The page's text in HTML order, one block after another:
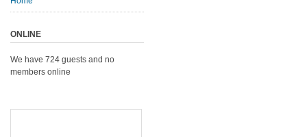
ONLINE
We have 724 guests and no
members online